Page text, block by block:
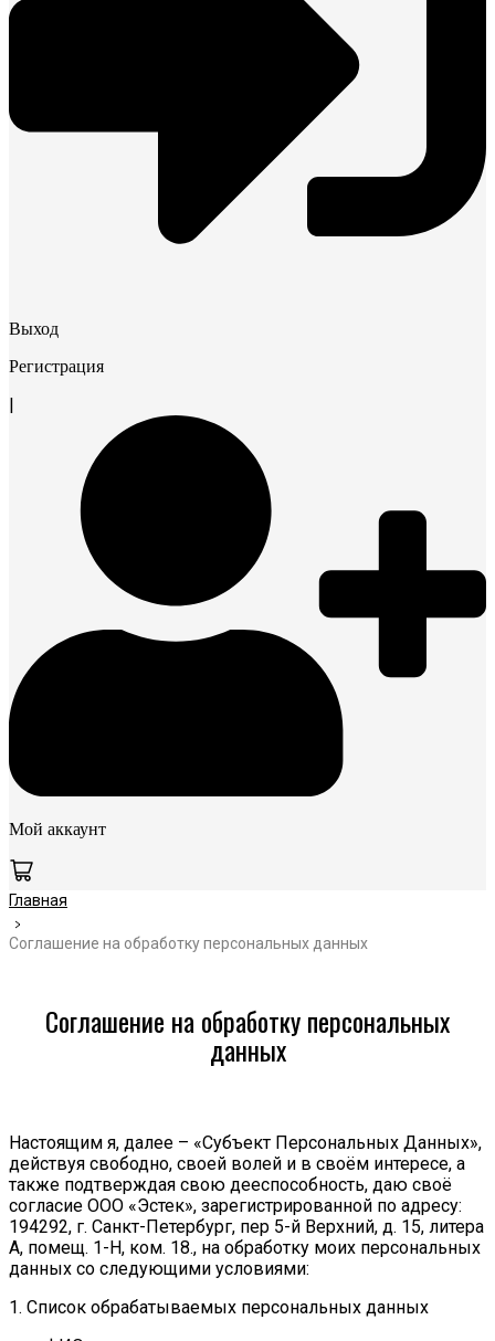
Выход
Регистрация
|
Мой аккаунт
Главная
Соглашение на обработку персональных данных
Соглашение на обработку персональных
данных
Настоящим я, далее – «Субъект Персональных Данных»,
действуя свободно, своей волей и в своём интересе, а
также подтверждая свою дееспособность, даю своё
согласие ООО «Эстек», зарегистрированной по адресу:
194292, г. Санкт-Петербург, пер 5-й Верхний, д. 15, литера
А, помещ. 1-Н, ком. 18., на обработку моих персональных
данных со следующими условиями:
1. Список обрабатываемых персональных данных